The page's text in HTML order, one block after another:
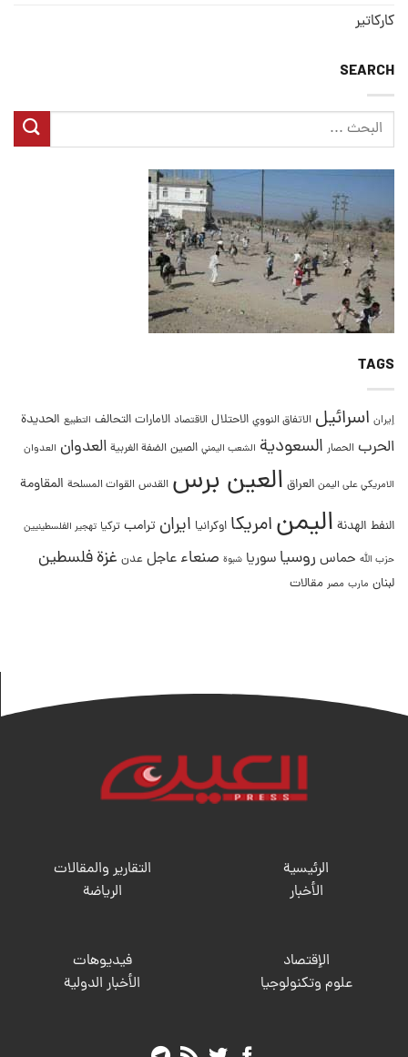
كاركاتير
SEARCH
TAGS
إيران اسرائيل الاتفاق النووي الاحتلال الاقتصاد الامارات التحالف التطبيع الحديدة
الحرب الحصار السعودية الشعب اليمني الصين الضفة الغربية العدوان العدوان
الامريكي على اليمن العراق العين برس القدس القوات المسلحة المقاومة
النفط الهدنة اليمنامريكا اوكرانيا ايران ترامب تركيا تهجير الفلسطينيين
حزب الله حماس روسيا سوريا شبوة صنعاء عاجل عدن غزةفلسطين
لبنان مارب مصر مقالات
الرئيسية
الأخبار
التقارير والمقالات
الریاضة
الإقتصاد
علوم وتكنولوجيا
فيديوهات
الأخبار الدولية